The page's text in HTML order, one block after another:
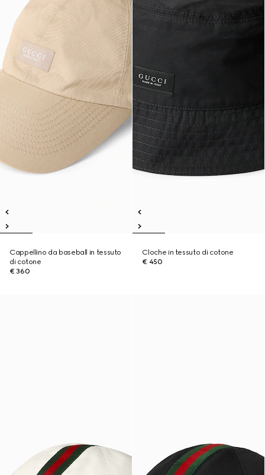
Cappellino da baseball in tessuto
di cotone
€ 360
Cloche in tessuto di cotone
€ 450